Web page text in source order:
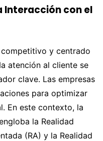
Interacción con el
y centrado
atención al cliente se
clave. Las empresas
para optimizar
En este contexto, la
la Realidad
(RA) y la Realidad